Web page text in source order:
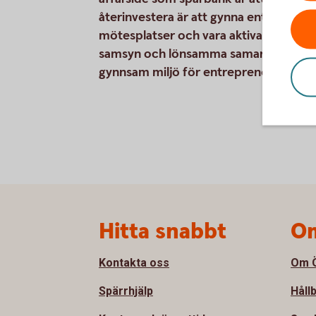
återinvestera är att gynna
mötesplatser och vara aktiva i
samsyn och lönsamma samarbeten
gynnsam miljö för entreprenörskap.
Hitta snabbt
Kontakta oss
Spärrhjälp
Om